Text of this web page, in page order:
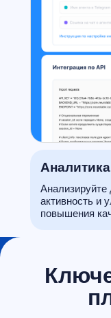
Анализируйте
активность и
повышения